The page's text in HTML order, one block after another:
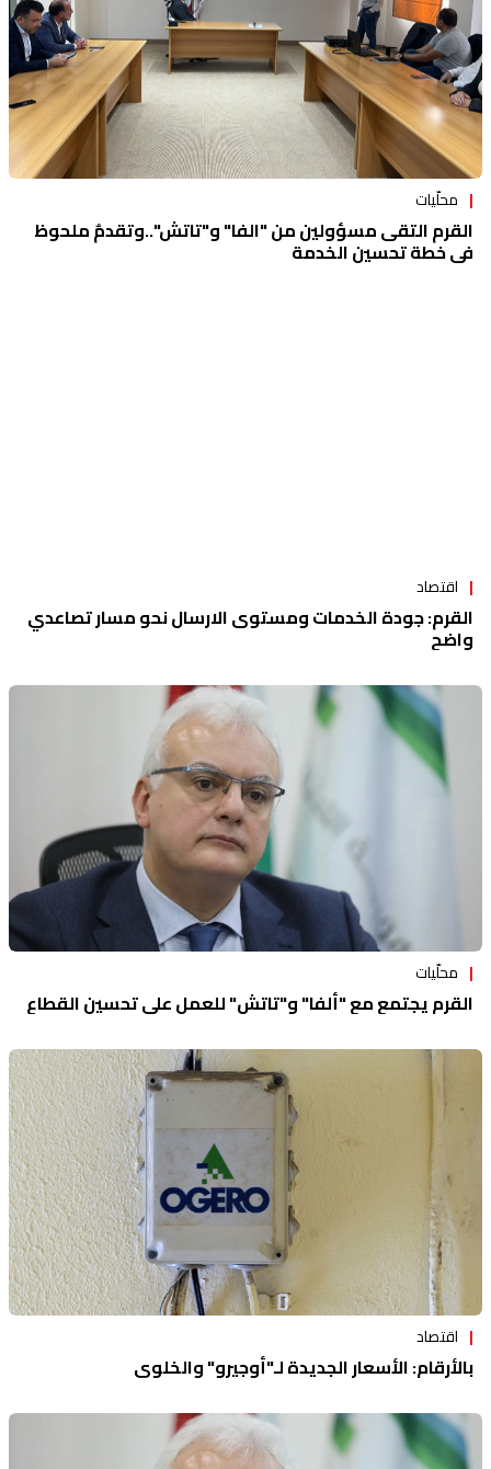
محلّيات
القرم التقى مسؤولين من "الفا" و"تاتش"..وتقدمٌ ملحوظ
في خطة تحسين الخدمة
اقتصاد
القرم: جودة الخدمات ومستوى الارسال نحو مسار تصاعدي
واضح
محلّيات
القرم يجتمع مع "ألفا" و"تاتش" للعمل على تحسين القطاع
اقتصاد
بالأرقام: الأسعار الجديدة لـ"أوجيرو" والخلوي